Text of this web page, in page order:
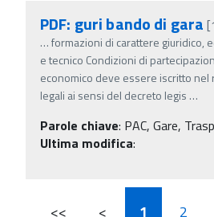
PDF: guri bando di gara
…formazioni di carattere giuridico,
e tecnico Condizioni di
economico deve essere iscritto
legali ai sensi del decreto legis …
Parole chiave: PAC, Gare,
Ultima modifica:
<< < 1 2